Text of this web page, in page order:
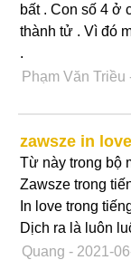
bất . Con số 4 ở
thành tử . Vì đó
.
Phạm Văn Triều
zawsze in love
Từ này trong bộ
Zawsze trong
In love trong
Dịch ra là luôn
Quang - 2021-